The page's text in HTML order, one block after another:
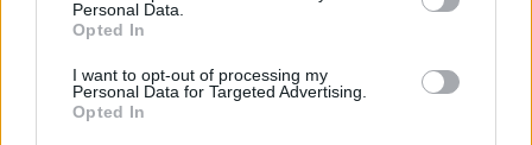
Personal Data.
Opted In
I want to opt-out of processing my
Personal Data for Targeted Advertising.
Opted In
assistente vocale Alexa.